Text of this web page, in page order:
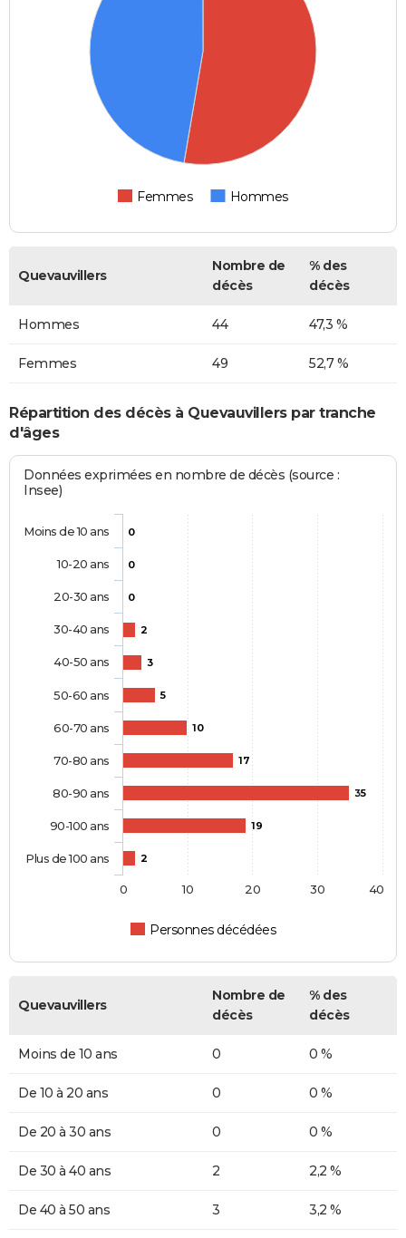
Femmes Hommes
Quevauvillers
Nombre de
décès
% des
décès
Hommes 44 47,3 %
Femmes 49 52,7 %
Répartition des décès à Quevauvillers par tranche
d'âges
Données exprimées en nombre de décès (source :
Insee)
0
0
0
2
3
5
10
17
35
19
2
Personnes décédées
Moins de 10 ans
10-20 ans
20-30 ans
30-40 ans
40-50 ans
50-60 ans
60-70 ans
70-80 ans
80-90 ans
90-100 ans
Plus de 100 ans
0 10 20 30 40
Quevauvillers
Nombre de
décès
% des
décès
Moins de 10 ans 0 0 %
De 10 à 20 ans 0 0 %
De 20 à 30 ans 0 0 %
De 30 à 40 ans 2 2,2 %
De 40 à 50 ans 3 3,2 %